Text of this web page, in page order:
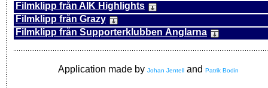
Filmklipp från AIK Highlights
Filmklipp från Grazy
Filmklipp från Supporterklubben Änglarna
Application made by Johan Jentell and Patrik Bodin